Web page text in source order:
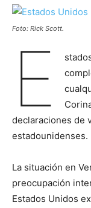
Foto: Rick Scott.
E
declaraciones de
estadounidenses.
La situación en
preocupación
Estados Unidos